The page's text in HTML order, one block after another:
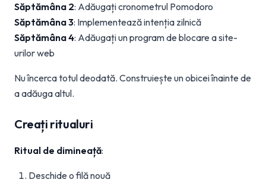
Săptămâna 2: Adăugați cronometrul Pomodoro
Săptămâna 3: Implementează intenția zilnică
Săptămâna 4: Adăugați un program de blocare a site-
urilor web
Nu încerca totul deodată. Construiește un obicei înainte de
a adăuga altul.
Creați ritualuri
Ritual de dimineață:
Deschide o filă nouă